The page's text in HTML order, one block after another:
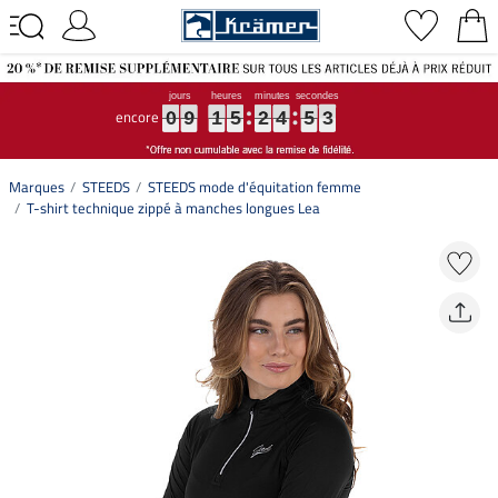
encore 0
0
0
0 9
9
9
9 1
1
1
1 5
5
5
5 2
2
2
2 4
4
4
4 5
5
5
5 2
2
2
2
Marques STEEDS
STEEDS mode d'équitation femme
T-shirt technique zippé à manches longues Lea